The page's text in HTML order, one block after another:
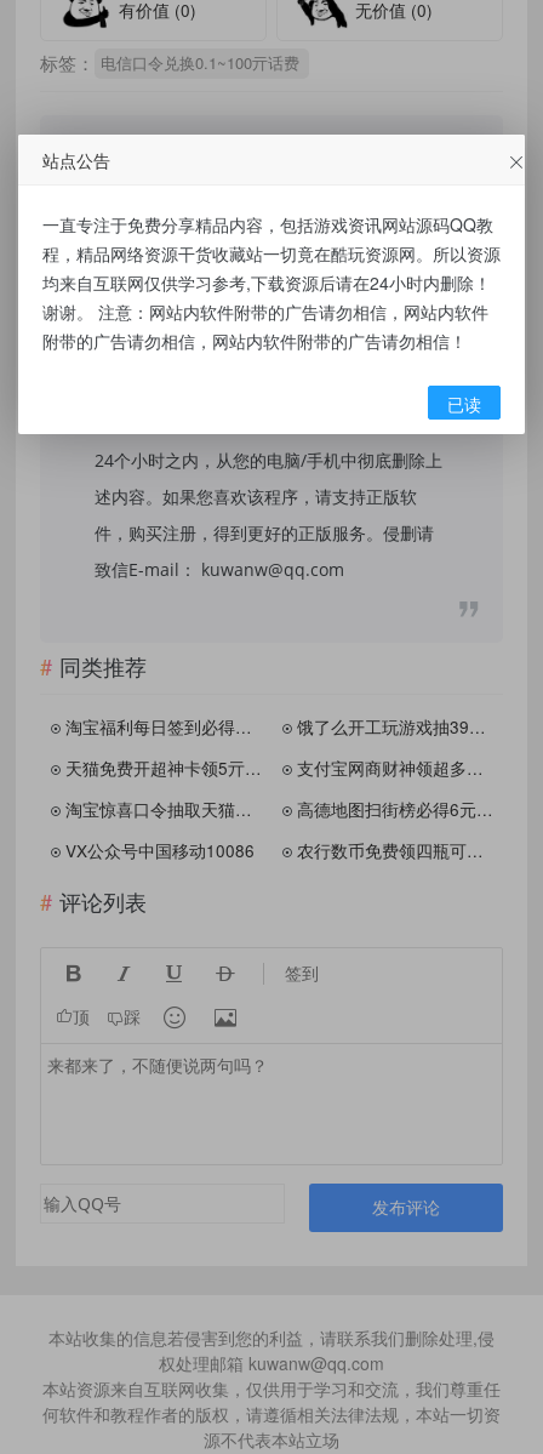
有价值 (0) 无价值 (0)
标签： 电信口令兑换0.1~100亓话费
本站提供的资源，都来自网络，版权争议与本
站无关，所有内容及软件的文章仅限用于学习
和研究目的。不得将上述内容用于商业或者非
法用途，否则，一切后果请用户自负，我们不
保证内容的长久可用性，通过使用本站内容随
之而来的风险与本站无关，您必须在下载后的
24个小时之内，从您的电脑/手机中彻底删除上
述内容。如果您喜欢该程序，请支持正版软
件，购买注册，得到更好的正版服务。侵删请
致信E-mail： kuwanw@qq.com
同类推荐
淘宝福利每日签到必得随机红包
饿了么开工玩游戏抽39亓红包
天猫免费开超神卡领5亓红包
支付宝网商财神领超多体验金
淘宝惊喜口令抽取天猫超市卡
高德地图扫街榜必得6元红包
VX公众号中国移动10086
农行数币免费领四瓶可乐/雪碧/芬达+10-20立减金
评论列表
    签到
顶 踩  
发布评论
本站收集的信息若侵害到您的利益，请联系我们删除处理,侵
权处理邮箱 kuwanw@qq.com
本站资源来自互联网收集，仅供用于学习和交流，我们尊重任
何软件和教程作者的版权，请遵循相关法律法规，本站一切资
源不代表本站立场
站点公告
一直专注于免费分享精品内容，包括游戏资讯网站源码QQ教
程，精品网络资源干货收藏站一切竟在酷玩资源网。所以资源
均来自互联网仅供学习参考,下载资源后请在24小时内删除！
谢谢。 注意：网站内软件附带的广告请勿相信，网站内软件
附带的广告请勿相信，网站内软件附带的广告请勿相信！
已读